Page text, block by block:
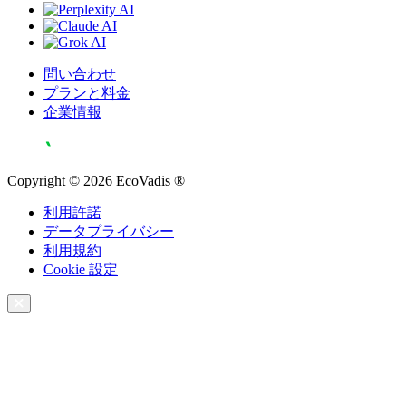
問い合わせ
プランと料金
企業情報
Copyright © 2026 EcoVadis ®
利用許諾
データプライバシー
利用規約
Cookie 設定